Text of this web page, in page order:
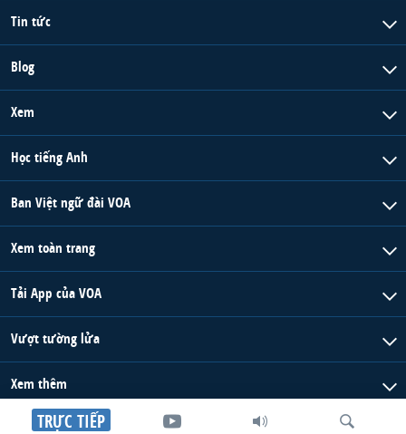
TRỰC TIẾP
Tin tức
Blog
Xem
Học tiếng Anh
Ban Việt ngữ đài VOA
Xem toàn trang
Tải App của VOA
Vượt tường lửa
Xem thêm